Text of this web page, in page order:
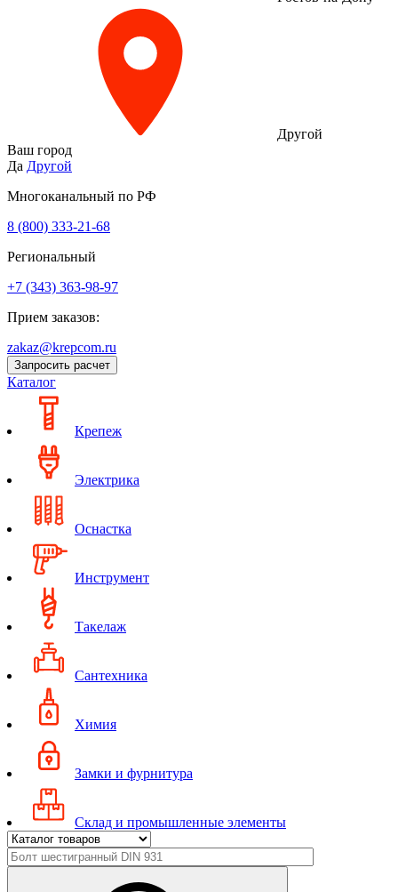
Другой
Ваш город
Да Другой
Многоканальный по РФ
8 (800) 333‑21-68
Региональный
+7 (343) 363-98-97
Прием заказов:
zakaz@krepcom.ru
Запросить расчет
Каталог
Крепеж
Электрика
Оснастка
Инструмент
Такелаж
Сантехника
Химия
Замки и фурнитура
Склад и промышленные элементы